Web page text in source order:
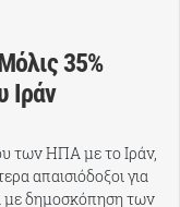
35%
Ιράν
των ΗΠΑ με το Ιράν,
απαισιόδοξοι για
με δημοσκόπηση των